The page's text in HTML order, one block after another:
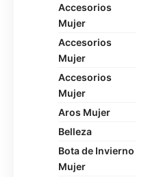
Accesorios
Mujer
Accesorios
Mujer
Accesorios
Mujer
Aros Mujer
Belleza
Bota de Invierno
Mujer